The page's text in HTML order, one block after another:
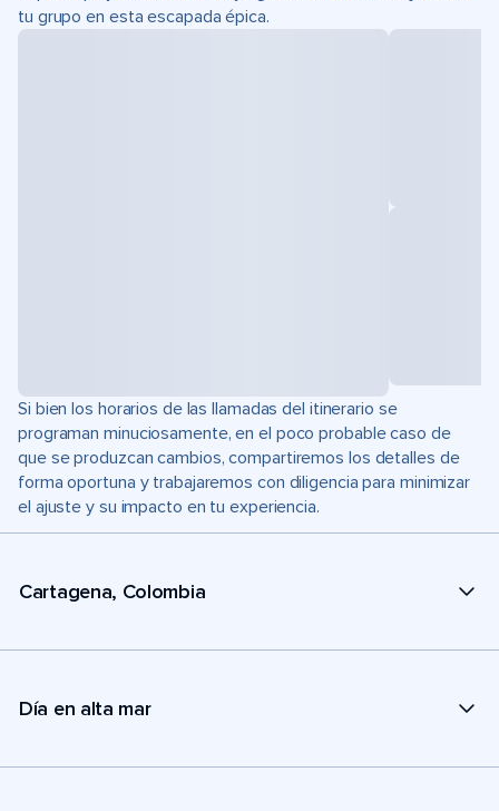
tu grupo en esta escapada épica.
Si bien los horarios de las llamadas del itinerario se
programan minuciosamente, en el poco probable caso de
que se produzcan cambios, compartiremos los detalles de
forma oportuna y trabajaremos con diligencia para minimizar
el ajuste y su impacto en tu experiencia.
Cartagena, Colombia
Día en alta mar